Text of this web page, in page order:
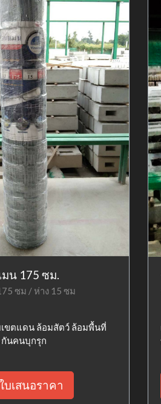
น 175 ซม.
ซม / ห่าง 15 ซม
เขตแดน ล้อมสัตว์ ล้อมพื้นที่
นคนบุกรุก
เสนอราคา